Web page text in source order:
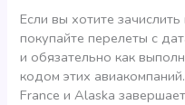
Если вы хотите
покупайте перелеты с
и обязательно как
кодом этих
France и Alaska